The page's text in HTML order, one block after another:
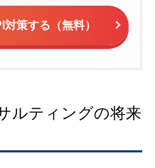
策する（無料）
ルティングの将来